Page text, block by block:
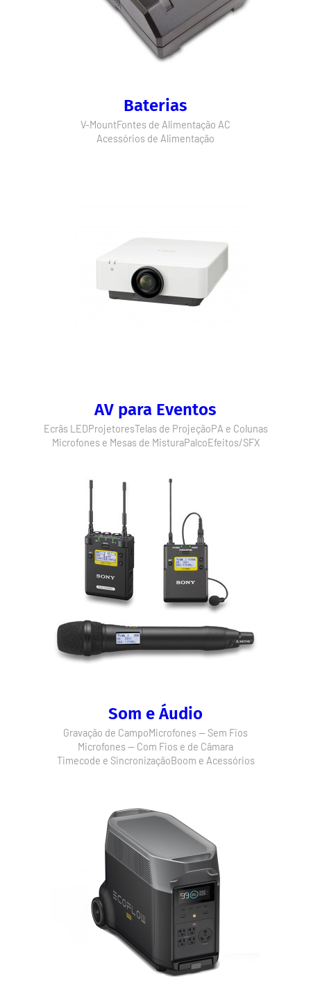
Baterias
V-MountFontes de Alimentação AC
Acessórios de Alimentação
AV para Eventos
Ecrãs LEDProjetoresTelas de ProjeçãoPA e Colunas
Microfones e Mesas de MisturaPalcoEfeitos/SFX
Som e Áudio
Gravação de CampoMicrofones — Sem Fios
Microfones — Com Fios e de Câmara
Timecode e SincronizaçãoBoom e Acessórios